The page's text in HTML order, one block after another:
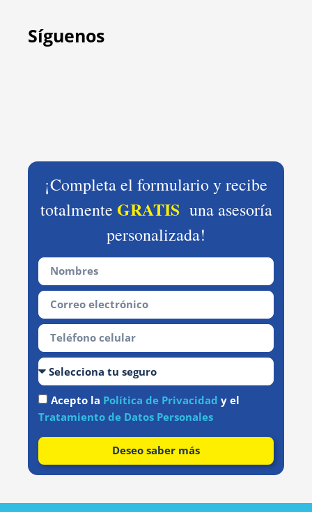
Síguenos
¡Completa el formulario y recibe
totalmente GRATISuna asesoría
personalizada!
Acepto la Política de Privacidad y el
Tratamiento de Datos Personales
Deseo saber más